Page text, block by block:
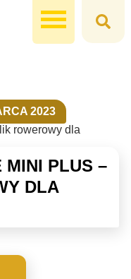
2023
MINI PLUS –
DLA